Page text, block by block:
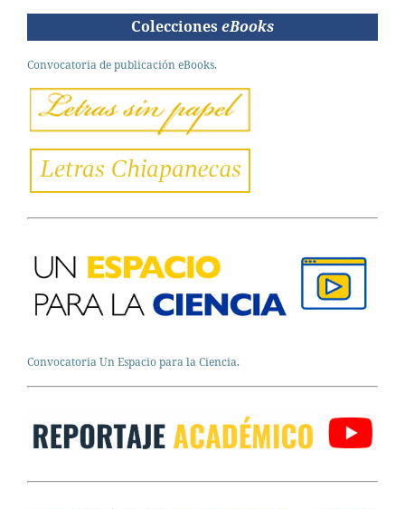
Colecciones eBooks
Convocatoria de publicación eBooks.
Convocatoria Un Espacio para la Ciencia.